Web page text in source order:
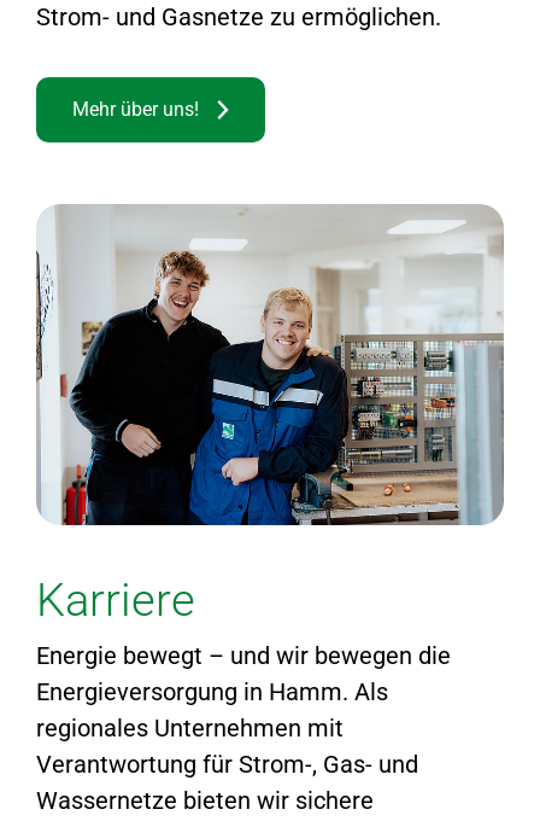
Strom- und Gasnetze zu ermöglichen.
Mehr über uns!
Karriere
Energie bewegt – und wir bewegen die
Energieversorgung in Hamm. Als
regionales Unternehmen mit
Verantwortung für Strom-, Gas- und
Wassernetze bieten wir sichere